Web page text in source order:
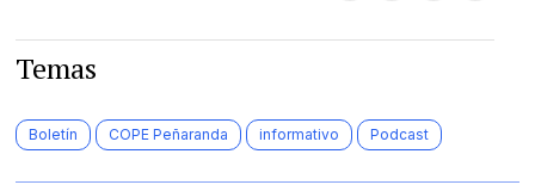
Temas
Boletín COPE Peñaranda informativo Podcast